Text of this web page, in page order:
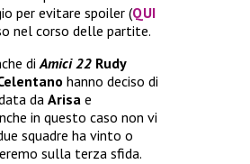
per evitare spoiler (QUI
nel corso delle partite.
diAmici 22 Rudy
hanno deciso di
da Arisa e
in questo caso non vi
squadre ha vinto o
sulla terza sfida.